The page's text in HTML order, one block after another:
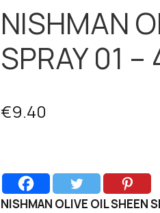
NISHMAN
SPRAY 01
€9.40
NISHMAN OLIVE OIL SHEEN